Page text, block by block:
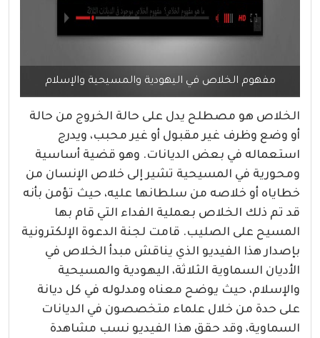
مفهوم الخلاص في اليهودية والمسيحية والإسلام
الخلاص هو مصطلح يدل على حالة الخروج من حالة
أو وضع وظرف غير مقبول أو غير محبب، ويدرج
استعماله في بعض الديانات. وهو قضية أساسية
ومحورية في المسيحية تشير إلى خلاص الإنسان من
خطاياه أو خلاصه من سلطانها عليه، حيث تؤمن بأنه
قد تم ذلك الخلاص بعملية الفداء التي قام بها
المسيح على الصليب. قامت لجنة الدعوة الإلكترونية
بإصدار هذا الفيديو الذي يناقش مبدأ الخلاص في
الأديان السماوية الثلاثة، اليهودية والمسيحية
والإسلام، حيث يوضح معناه ومدلوله في كل ديانة
على حدة من خلال علماء متخصصون في الديانات
السماوية، وقد حقق هذا الفيديو نسب مشاهدة